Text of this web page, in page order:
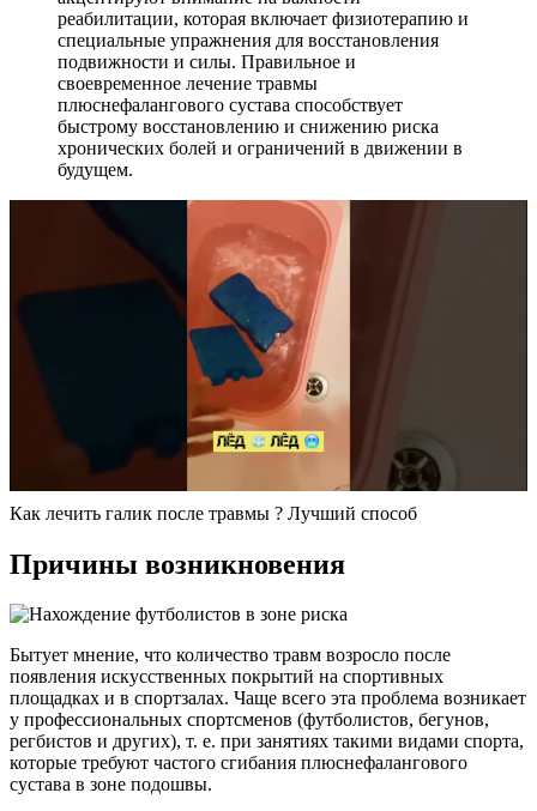
реабилитации, которая включает физиотерапию и
специальные упражнения для восстановления
подвижности и силы. Правильное и
своевременное лечение травмы
плюснефалангового сустава способствует
быстрому восстановлению и снижению риска
хронических болей и ограничений в движении в
будущем.
Как лечить галик после травмы ? Лучший способ
Причины возникновения
Бытует мнение, что количество травм возросло после
появления искусственных покрытий на спортивных
площадках и в спортзалах. Чаще всего эта проблема возникает
у профессиональных спортсменов (футболистов, бегунов,
регбистов и других), т. е. при занятиях такими видами спорта,
которые требуют частого сгибания плюснефалангового
сустава в зоне подошвы.